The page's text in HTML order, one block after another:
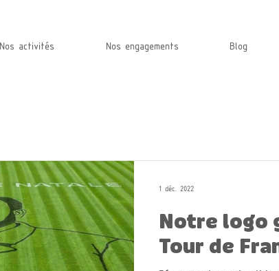
Nos activités Nos engagements Blog
Notre logo
Tour de
1 déc. 2022